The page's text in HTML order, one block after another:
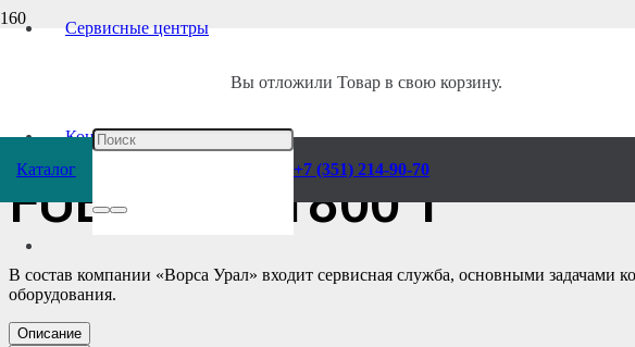
Сервисные центры
Контакты
Вы отложили Товар в свою корзину.
Каталог +7 (351) 214-90-70
Главная /Каталог/Насосы/Мотопомпы
Бензиновая мотопомпа
FUBAG PG 1800 T
В состав компании «Ворса Урал» входит сервисная служба, основными задачами
оборудования.
Описание